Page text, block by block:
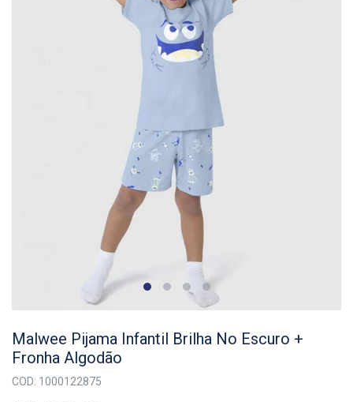
Malwee Pijama Infantil Brilha No Escuro +
Fronha Algodão
COD: 1000122875